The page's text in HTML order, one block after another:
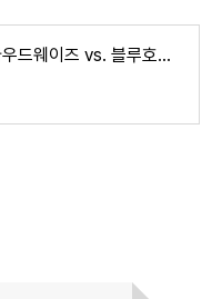
해외웹호스팅: 클라우드웨이즈 vs. 블루호스트 vs. 카페24 비교 (Cloudways vs. Bluehost vs. Cafe24)